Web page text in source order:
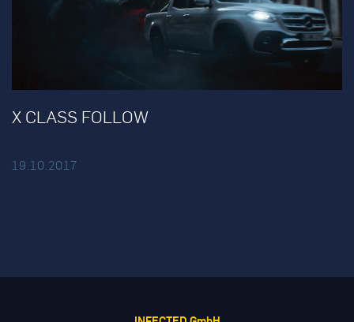
X CLASS FOLLOW
19.10.2017